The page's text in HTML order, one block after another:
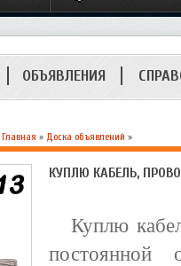
ОБЪЯВЛЕНИЯ
Главная » Доска объявлений »
КУПЛЮ КАБЕЛЬ,
Куплю
постоянной